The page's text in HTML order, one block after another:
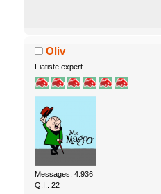
Oliv
Fiatiste expert
Messages: 4.936
Q.I.: 22